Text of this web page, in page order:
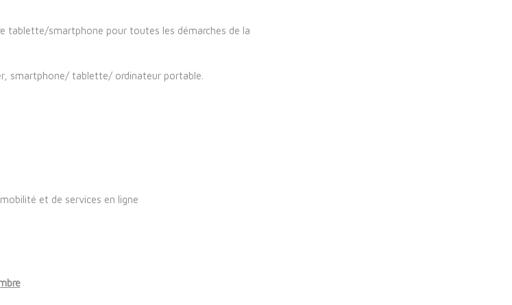
tablette/smartphone pour toutes les démarches de la
smartphone/ tablette/ ordinateur portable.
et de services en ligne